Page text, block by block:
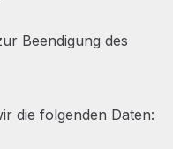
Beendigung des
die folgenden Daten: